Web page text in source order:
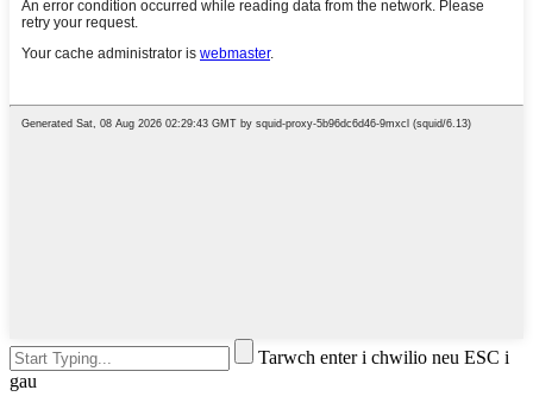
Tarwch enter i chwilio neu ESC i
gau